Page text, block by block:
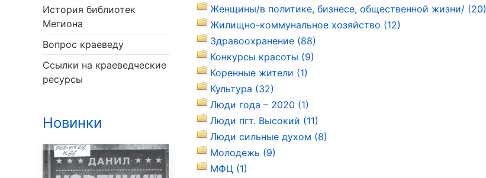
История библиотек
Мегиона
Вопрос краеведу
Ссылки на краеведческие
ресурсы
Новинки
Женщины/в политике, бизнесе, общественной жизни/ (20)
Жилищно-коммунальное хозяйство (12)
Здравоохранение (88)
Конкурсы красоты (9)
Коренные жители (1)
Культура (32)
Люди года – 2020 (1)
Люди пгт. Высокий (11)
Люди сильные духом (8)
Молодежь (9)
МФЦ (1)